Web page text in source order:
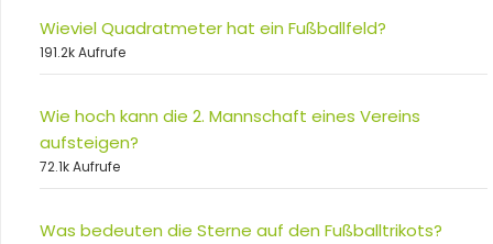
Wieviel Quadratmeter hat ein Fußballfeld?
191.2k Aufrufe
Wie hoch kann die 2. Mannschaft eines Vereins
aufsteigen?
72.1k Aufrufe
Was bedeuten die Sterne auf den Fußballtrikots?